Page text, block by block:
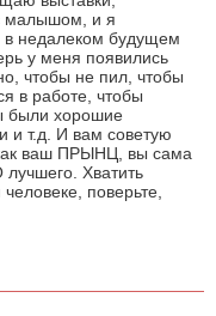
малышом, и я
в недалеком будущем
у меня появились
чтобы не пил, чтобы
в работе, чтобы
были хорошие
т.д. И вам советую
ваш ПРЫНЦ, вы сама
Хватить
поверьте,